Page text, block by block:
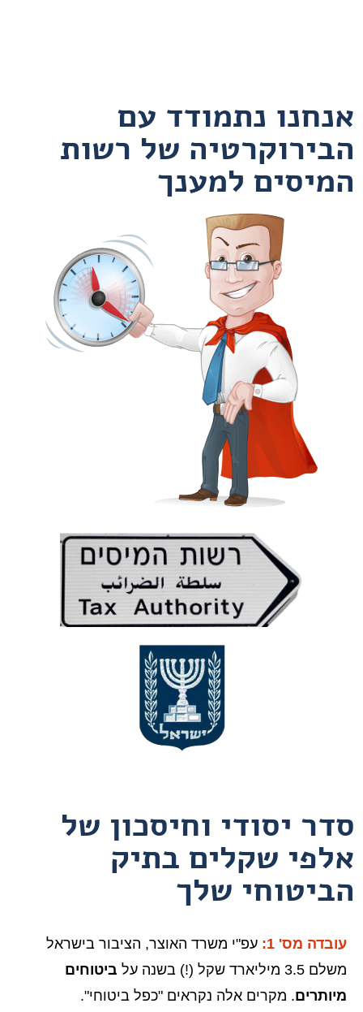
אנחנו נתמודד עם
הבירוקרטיה של רשות
המיסים למענך
סדר יסודי וחיסכון של
אלפי שקלים בתיק
הביטוחי שלך
עובדה מס' 1:
עפ"י משרד האוצר, הציבור בישראל
משלם 3.5 מיליארד שקל (!) בשנה על
ביטוחים
מיותרים. מקרים אלה נקראים "כפל ביטוחי".